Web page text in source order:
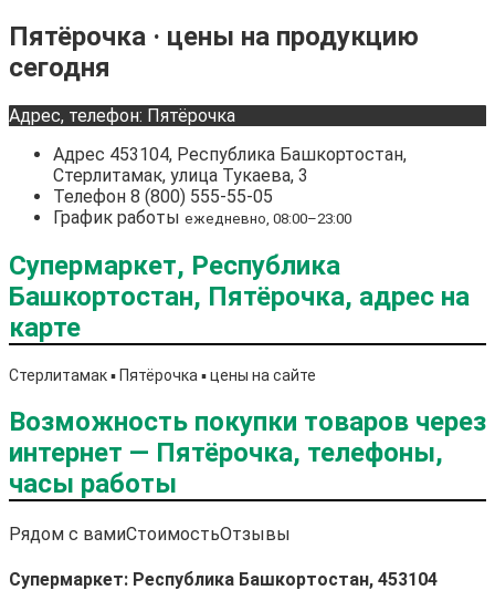
Пятёрочка · цены на продукцию
сегодня
Адрес, телефон: Пятёрочка
Адрес 453104, Республика Башкортостан,
Стерлитамак, улица Тукаева, 3
Телефон 8 (800) 555-55-05
График работы ежедневно, 08:00–23:00
Супермаркет, Республика
Башкортостан, Пятёрочка, адрес на
карте
Стерлитамак ▪️ Пятёрочка ▪️ цены на сайте
Возможность покупки товаров через
интернет — Пятёрочка, телефоны,
часы работы
Рядом с вамиСтоимостьОтзывы
Супермаркет: Республика Башкортостан, 453104